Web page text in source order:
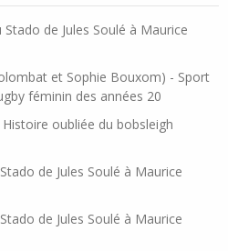
Stado de Jules Soulé à Maurice
et Sophie Bouxom) - Sport
féminin des années 20
Histoire oubliée du bobsleigh
de Jules Soulé à Maurice
de Jules Soulé à Maurice